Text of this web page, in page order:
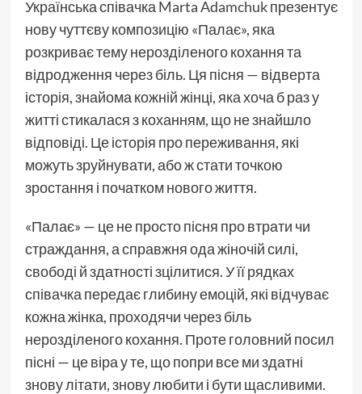
Українська співачка Marta Adamchukпрезентує
нову чуттєву композицію «Палає», яка
розкриває тему нерозділеного кохання та
відродження через біль. Ця пісня — відверта
історія, знайома кожній жінці, яка хоча б раз у
житті стикалася з коханням, що не знайшло
відповіді. Це історія про переживання, які
можуть зруйнувати, або ж стати точкою
зростання і початком нового життя.
«Палає» — це не просто пісня про втрати чи
страждання, а справжня ода жіночій силі,
свободі й здатності зцілитися. У її рядках
співачка передає глибину емоцій, які відчуває
кожна жінка, проходячи через біль
нерозділеного кохання. Проте головний посил
пісні — це віра у те, що попри все ми здатні
знову літати, знову любити і бути щасливими.